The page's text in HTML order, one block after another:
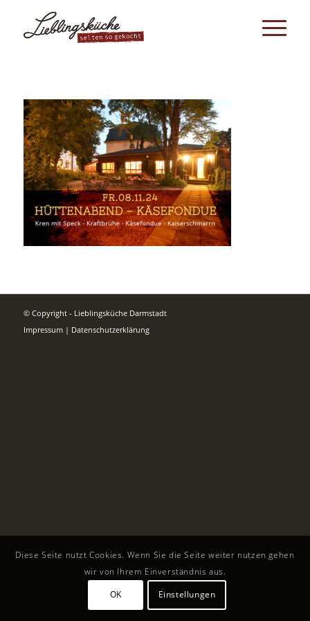
© Copyright - Lieblingsküche Darmstadt
Impressum| Datenschutzerklärung
Diese Seite nutzt Cookies. Wenn Sie die Seite weiter nutzen gehen
wir von Ihrem Einverständnis aus.
OK
Einstellungen